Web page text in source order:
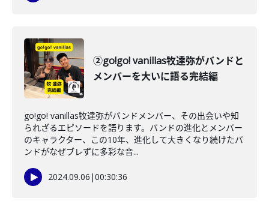
②go!go! vanillas牧達弥がバンドと
メンバーを大いに語る完結編
go!go! vanillas牧達弥がバンドメンバー、その出会いや知
られざるエピソードを語ります。バンドの進化とメンバー
のキャラクター、この10年、進化して大きくなり続けたバ
ンドがなぜブレずに多彩な音...
2024.09.06 |00:30:36